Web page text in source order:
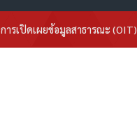
การเปิดเผยข้อมูลสาธารณะ (OIT)